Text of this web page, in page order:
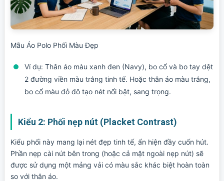
Mẫu Áo Polo Phối Màu Đẹp
Ví dụ: Thân áo màu xanh đen (Navy), bo cổ và bo tay dệt
2 đường viền màu trắng tinh tế. Hoặc thân áo màu trắng,
bo cổ màu đỏ đô tạo nét nổi bật, sang trọng.
Kiểu 2: Phối nẹp nút (Placket Contrast)
Kiểu phối này mang lại nét đẹp tinh tế, ẩn hiện đầy cuốn hút.
Phần nẹp cài nút bên trong (hoặc cả mặt ngoài nẹp nút) sẽ
được sử dụng một mảng vải có màu sắc khác biệt hoàn toàn
so với thân áo.